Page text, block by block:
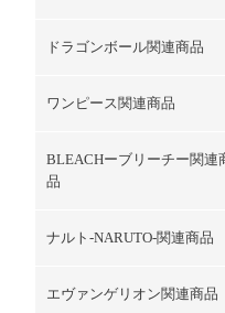
ドラゴンボール関連商品
ワンピース関連商品
BLEACHーブリーチー関連
品
ナルト-NARUTO-関連商品
エヴァンゲリオン関連商品